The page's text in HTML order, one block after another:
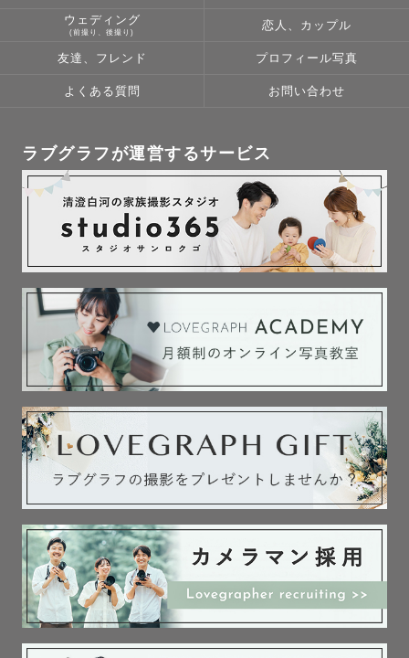
ウェディング
(前撮り、後撮り)
恋人、カップル
友達、フレンド プロフィール写真
よくある質問 お問い合わせ
ラブグラフが運営するサービス